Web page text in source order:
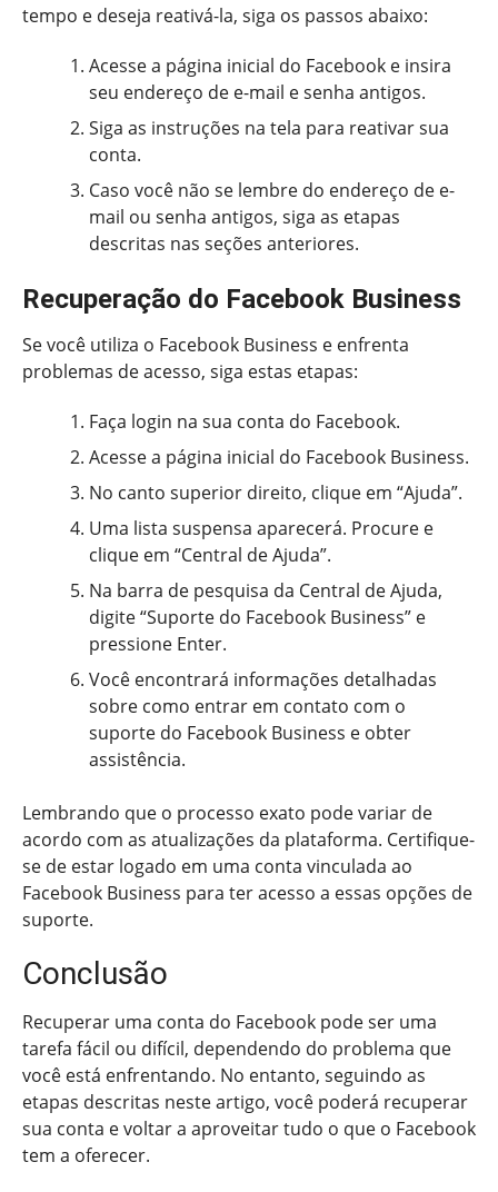
tempo e deseja reativá-la, siga os passos abaixo:
Acesse a página inicial do Facebook e insira
seu endereço de e-mail e senha antigos.
Siga as instruções na tela para reativar sua
conta.
Caso você não se lembre do endereço de e-
mail ou senha antigos, siga as etapas
descritas nas seções anteriores.
Recuperação do Facebook Business
Se você utiliza o Facebook Business e enfrenta
problemas de acesso, siga estas etapas:
Faça login na sua conta do Facebook.
Acesse a página inicial do Facebook Business.
No canto superior direito, clique em “Ajuda”.
Uma lista suspensa aparecerá. Procure e
clique em “Central de Ajuda”.
Na barra de pesquisa da Central de Ajuda,
digite “Suporte do Facebook Business” e
pressione Enter.
Você encontrará informações detalhadas
sobre como entrar em contato com o
suporte do Facebook Business e obter
assistência.
Lembrando que o processo exato pode variar de
acordo com as atualizações da plataforma. Certifique-
se de estar logado em uma conta vinculada ao
Facebook Business para ter acesso a essas opções de
suporte.
Conclusão
Recuperar uma conta do Facebook pode ser uma
tarefa fácil ou difícil, dependendo do problema que
você está enfrentando. No entanto, seguindo as
etapas descritas neste artigo, você poderá recuperar
sua conta e voltar a aproveitar tudo o que o Facebook
tem a oferecer.